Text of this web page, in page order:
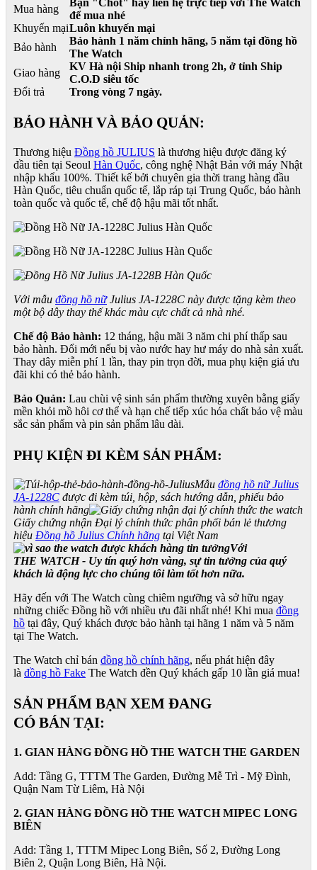
Mua hàng
Bạn "Chốt" hãy liên hệ trực tiếp với The Watch
để mua nhé
Khuyến mạiLuôn khuyến mại
Bảo hành
Bảo hành 1 năm chính hãng, 5 năm tại đồng hồ
The Watch
Giao hàng
KV Hà nội Ship nhanh trong 2h, ở tỉnh Ship
C.O.D siêu tốc
Đổi trả
Trong vòng 7 ngày.
BẢO HÀNH VÀ BẢO QUẢN:
Thương hiệu Đồng hồ JULIUS là thương hiệu được đăng ký
đầu tiên tại Seoul Hàn Quốc, công nghệ Nhật Bản với máy Nhật
nhập khẩu 100%. Thiết kế bởi chuyên gia thời trang hàng đầu
Hàn Quốc, tiêu chuẩn quốc tế, lắp ráp tại Trung Quốc, bảo hành
toàn quốc và quốc tế, chế độ hậu mãi tốt nhất.
Với mẫu đồng hồ nữJulius JA-1228C này được tặng kèm theo
một bộ dây thay thế khác màu cực chất cả nhà nhé.
Chế độ Bảo hành: 12 tháng, hậu mãi 3 năm chi phí thấp sau
bảo hành. Đổi mới nếu bị vào nước hay hư máy do nhà sản xuất.
Thay dây miễn phí 1 lần, thay pin trọn đời, mua phụ kiện giá ưu
đãi khi có thẻ bảo hành.
Bảo Quản: Lau chùi vệ sinh sản phẩm thường xuyên bằng giấy
mền khỏi mồ hôi cơ thể và hạn chế tiếp xúc hóa chất bảo vệ màu
sắc sản phẩm và pin sản phẩm lâu dài.
PHỤ KIỆN ĐI KÈM SẢN PHẨM:
Mẫu đồng hồ nữ Julius
JA-1228C được đi kèm túi, hộp, sách hướng dẫn, phiếu bảo
hành chính hãng
Giấy chứng nhận Đại lý chính thức phân phối bán lẻ thương
hiệu Đồng hồ Julius Chính hãng tại Việt Nam
Với
THE WATCH - Uy tín quý hơn vàng, sự tin tưởng của quý
khách là động lực cho chúng tôi làm tốt hơn nữa.
Hãy đến với The Watch cùng chiêm ngưỡng và sở hữu ngay
những chiếc Đồng hồ với nhiều ưu đãi nhất nhé! Khi mua đồng
hồ tại đây, Quý khách được bảo hành tại hãng 1 năm và 5 năm
tại The Watch.
The Watch chỉ bán đồng hồ chính hãng, nếu phát hiện đây
là đồng hồ Fake The Watch đền Quý khách gấp 10 lần giá mua!
SẢN PHẨM BẠN XEM ĐANG
CÓ BÁN TẠI:
1. GIAN HÀNG ĐỒNG HỒ THE WATCH THE GARDEN
Add: Tầng G, TTTM The Garden, Đường Mễ Trì - Mỹ Đình,
Quận Nam Từ Liêm, Hà Nội
2. GIAN HÀNG ĐỒNG HỒ THE WATCHMIPEC LONG
BIÊN
Add: Tầng 1, TTTM Mipec Long Biên, Số 2, Đường Long
Biên 2, Quận Long Biên, Hà Nội.